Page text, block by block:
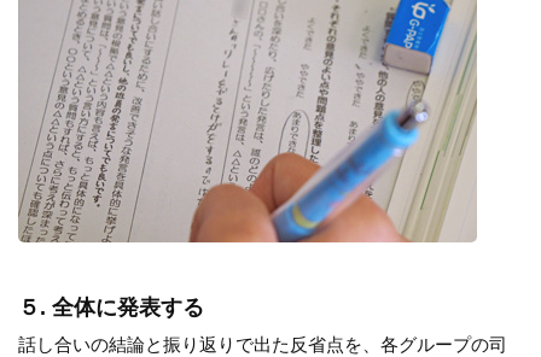
５. 全体に発表する
話し合いの結論と振り返りで出た反省点を、各グループの司